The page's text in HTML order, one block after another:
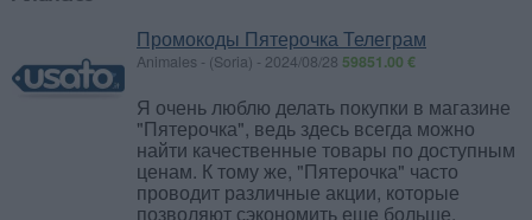
Промокоды Пятерочка Телеграм
Animales - (Soria) - 2024/08/28 59851.00 €
Я очень люблю делать покупки в магазине
"Пятерочка", ведь здесь всегда можно
найти качественные товары по доступным
ценам. К тому же, "Пятерочка" часто
проводит различные акции, которые
позволяют сэкономить еще больше.